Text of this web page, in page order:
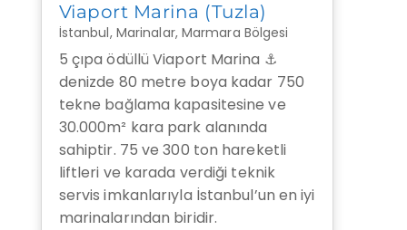
Viaport Marina (Tuzla)
İstanbul, Marinalar, Marmara Bölgesi
5 çıpa ödüllü Viaport Marina ⚓
denizde 80 metre boya kadar 750
tekne bağlama kapasitesine ve
30.000m² kara park alanında
sahiptir. 75 ve 300 ton hareketli
liftleri ve karada verdiği teknik
servis imkanlarıyla İstanbul’un en iyi
marinalarından biridir.